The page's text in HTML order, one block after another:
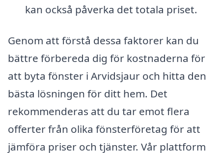
kan också påverka det totala priset.
Genom att förstå dessa faktorer kan du
bättre förbereda dig för kostnaderna för
att byta fönster i Arvidsjaur och hitta den
bästa lösningen för ditt hem. Det
rekommenderas att du tar emot flera
offerter från olika fönsterföretag för att
jämföra priser och tjänster. Vår plattform